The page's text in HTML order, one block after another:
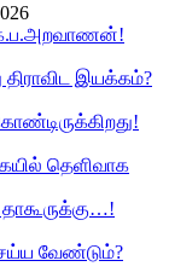
க.ப.அறவாணன்!
இயக்கம்?
தெளிவாக
வேண்டும்?